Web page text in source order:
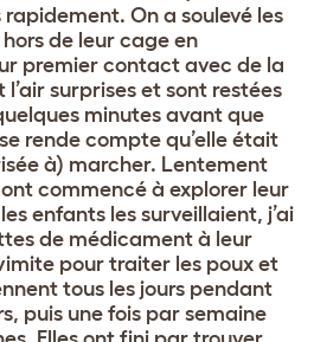
On a soulevé les
de leur cage en
premier contact avec de la
l’air surprises et sont restées
minutes avant que
se rende compte qu’elle était
à) marcher. Lentement
commencé à explorer leur
enfants les surveillaient, j’ai
de médicament à leur
pour traiter les poux et
tous les jours pendant
puis une fois par semaine